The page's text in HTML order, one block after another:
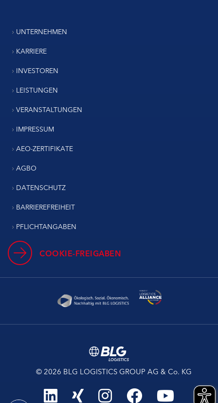
UNTERNEHMEN
KARRIERE
INVESTOREN
LEISTUNGEN
VERANSTALTUNGEN
IMPRESSUM
AEO-ZERTIFIKATE
AGBO
DATENSCHUTZ
BARRIEREFREIHEIT
PFLICHTANGABEN
COOKIE-FREIGABEN
© 2026 BLG LOGISTICS GROUP AG & Co. KG